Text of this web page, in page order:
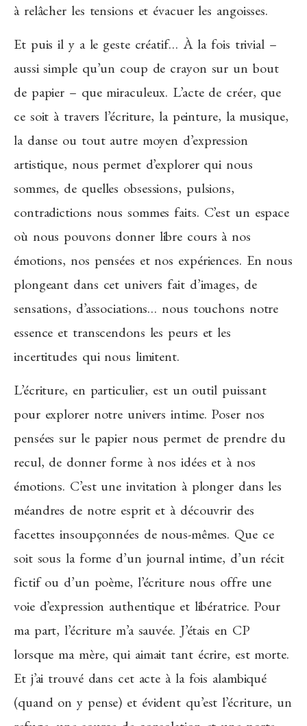
à relâcher les tensions et évacuer les angoisses.
Et puis il y a le geste créatif… À la fois trivial –
aussi simple qu’un coup de crayon sur un bout
de papier – que miraculeux. L’acte de créer, que
ce soit à travers l’écriture, la peinture, la musique,
la danse ou tout autre moyen d’expression
artistique, nous permet d’explorer qui nous
sommes, de quelles obsessions, pulsions,
contradictions nous sommes faits. C’est un espace
où nous pouvons donner libre cours à nos
émotions, nos pensées et nos expériences. En nous
plongeant dans cet univers fait d’images, de
sensations, d’associations… nous touchons notre
essence et transcendons les peurs et les
incertitudes qui nous limitent.
L’écriture, en particulier, est un outil puissant
pour explorer notre univers intime. Poser nos
pensées sur le papier nous permet de prendre du
recul, de donner forme à nos idées et à nos
émotions. C’est une invitation à plonger dans les
méandres de notre esprit et à découvrir des
facettes insoupçonnées de nous-mêmes. Que ce
soit sous la forme d’un journal intime, d’un récit
fictif ou d’un poème, l’écriture nous offre une
voie d’expression authentique et libératrice. Pour
ma part, l’écriture m’a sauvée. J’étais en CP
lorsque ma mère, qui aimait tant écrire, est morte.
Et j’ai trouvé dans cet acte à la fois alambiqué
(quand on y pense) et évident qu’est l’écriture, un